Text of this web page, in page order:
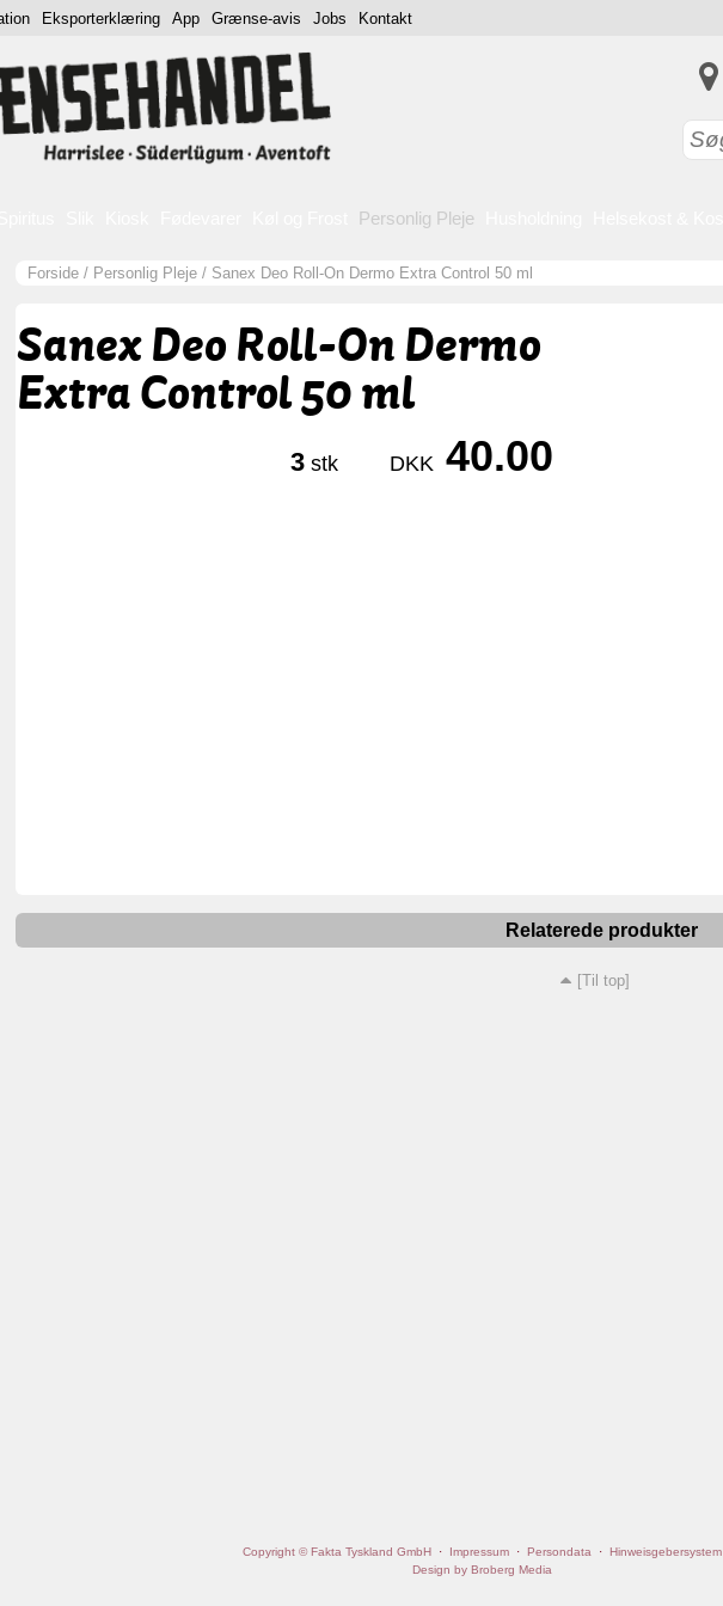
Personlig Pleje
Forside / Personlig Pleje / Sanex Deo Roll-On Dermo Extra Control 50 ml
Sanex Deo Roll-On Dermo
Extra Control 50 ml
3 stk DKK 40.00
Relaterede produkter
[Til top]
Eksporterklæring App Grænse-avis Jobs Kontakt
Copyright © Fakta Tyskland GmbH· Impressum· Persondata · Hinweisgebersystem
Design by Broberg Media